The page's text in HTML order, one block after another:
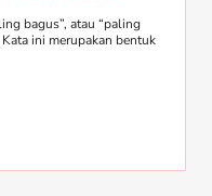
bagus”, atau “paling
ini merupakan bentuk